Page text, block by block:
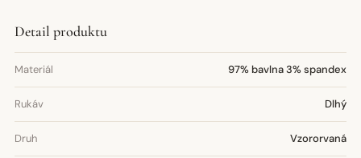
Detail produktu
Materiál 97% bavlna 3% spandex
Rukáv Dlhý
Druh Vzororvaná